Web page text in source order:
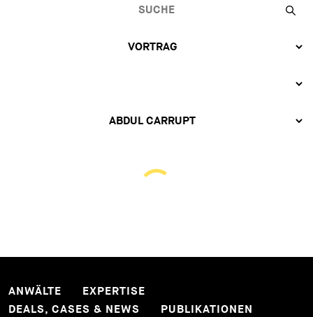
ANWÄLTE
EXPERTISE
DEALS, CASES & NEWS
PUBLIKATIONEN